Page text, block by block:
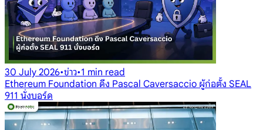
30 July 2026•ข่าว•1 min read
Ethereum Foundation ดึง Pascal Caversaccio ผู้ก่อตั้ง SEAL
911 นั่งบอร์ด